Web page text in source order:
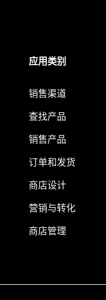
应用类别
销售渠道
查找产品
销售产品
订单和发货
商店设计
营销与转化
商店管理